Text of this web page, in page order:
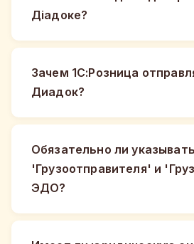
Діадоке?
Зачем 1С:Розница
Диадок?
Обязательно ли указывать
'Грузоотправителя' и
ЭДО?